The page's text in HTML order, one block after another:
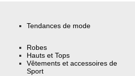
Tendances de mode
Robes
Hauts et Tops
Vêtements et accessoires de
Sport